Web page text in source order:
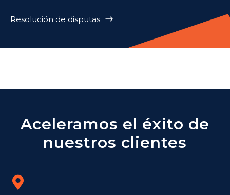
Resolución de disputas
Aceleramos el éxito de
nuestros clientes